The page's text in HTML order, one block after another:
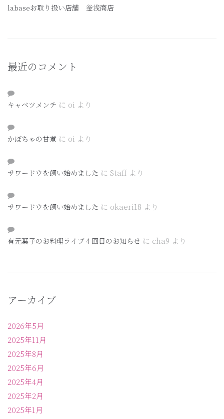
labaseお取り扱い店舗 釡浅商店
最近のコメント
キャベツメンチ に oi より
かぼちゃの甘煮 に oi より
サワードウを飼い始めました に Staffより
サワードウを飼い始めました に okaeri18 より
有元葉子のお料理ライブ４回目のお知らせ に cha9 より
アーカイブ
2026年5月
2025年11月
2025年8月
2025年6月
2025年4月
2025年2月
2025年1月